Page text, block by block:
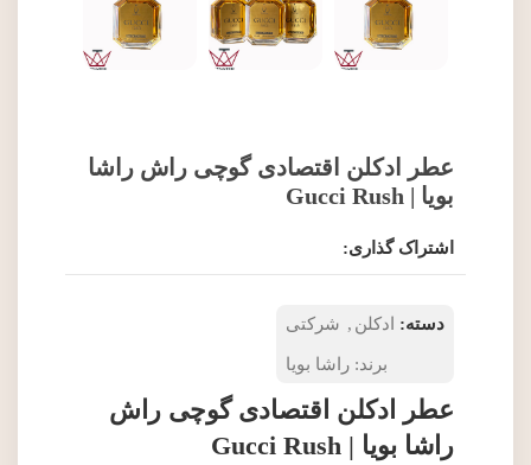
عطر ادکلن اقتصادی گوچی راش راشا
بویا | Gucci Rush
اشتراک گذاری:
دسته: ادکلن , شرکتی
برند: راشا بویا
عطر ادکلن اقتصادی گوچی راش
راشا بویا | Gucci Rush